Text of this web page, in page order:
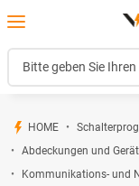
HOME
Abdeckungen und
Kommunikations- und